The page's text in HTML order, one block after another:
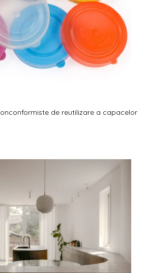
de reutilizare a capacelor